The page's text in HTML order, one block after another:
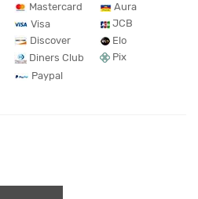
Mastercard
Visa
Discover
Diners Club
Paypal
Aura
JCB
Elo
Pix